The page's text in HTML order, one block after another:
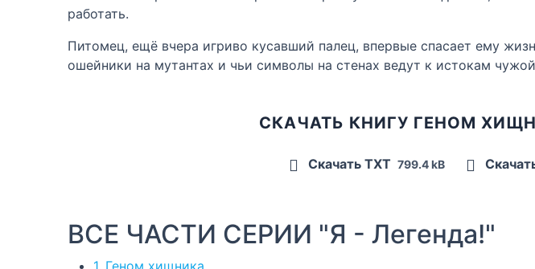
работать.
Питомец, ещё вчера игриво кусавший палец, впервые спасает ему
ошейники на мутантах и чьи символы на стенах ведут к истокам
СКАЧАТЬ КНИГУ ГЕНОМ
Скачать TXT 799.4 kB
ВСЕ ЧАСТИ СЕРИИ "Я - Легенда!"
1. Геном хищника